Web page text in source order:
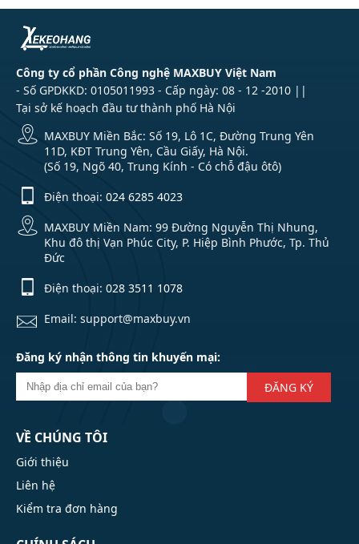
lực.
Công ty cổ phần Công nghệ MAXBUY Việt Nam
- Số GPDKKD: 0105011993 - Cấp ngày: 08 - 12 -2010 ||
Tại sở kế hoạch đầu tư thành phố Hà Nội
MAXBUY Miền Bắc: Số 19, Lô 1C, Đường Trung Yên
11D, KĐT Trung Yên, Cầu Giấy, Hà Nội.
(Số 19, Ngõ 40, Trung Kính - Có chỗ đậu ôtô)
Điện thoại: 024 6285 4023
MAXBUY Miền Nam: 99 Đường Nguyễn Thị Nhung,
Khu đô thị Vạn Phúc City, P. Hiệp Bình Phước, Tp. Thủ
Đức
Điện thoại: 028 3511 1078
Email: support@maxbuy.vn
Đăng ký nhận thông tin khuyến mại:
ĐĂNG KÝ
VỀ CHÚNG TÔI
Giới thiệu
Liên hệ
Kiểm tra đơn hàng